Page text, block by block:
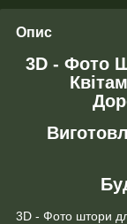
Опис
3D - Фото
3D - Фото штори